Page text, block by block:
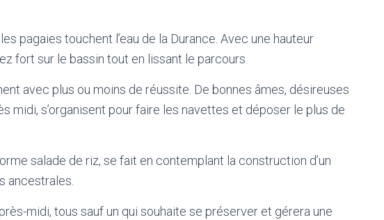
pagaies touchent l’eau de la Durance. Avec une hauteur
fort sur le bassin tout en lissant le parcours.
avec plus ou moins de réussite. De bonnes âmes, désireuses
midi, s’organisent pour faire les navettes et déposer le plus de
salade de riz, se fait en contemplant la construction d’un
ancestrales.
midi, tous sauf un qui souhaite se préserver et gérera une